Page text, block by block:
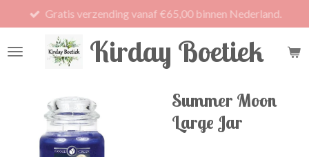
direct
naar
Kirday Boetiek
Gratis verzending vanaf €65,00 binnen Nederland.
Summer Moon
Large Jar